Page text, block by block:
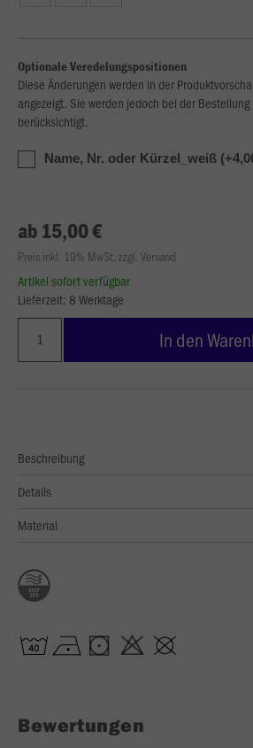
Optionale Veredelungspositionen
Diese Änderungen werden in der
angezeigt. Sie werden jedoch bei der Bestellung
berücksichtigt.
Name, Nr. oder Kürzel_weiß
ab 15,00 €
Preis inkl. 19% MwSt. zzgl. Versand
Artikel sofort verfügbar
Lieferzeit: 8 Werktage
In den
Beschreibung
Details
Material
Bewertungen